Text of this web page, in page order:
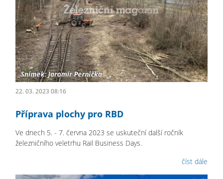
22. 03. 2023 08:16
Příprava plochy pro RBD
Ve dnech 5. - 7. června 2023 se uskuteční další ročník
železničního veletrhu Rail Business Days.
číst dále